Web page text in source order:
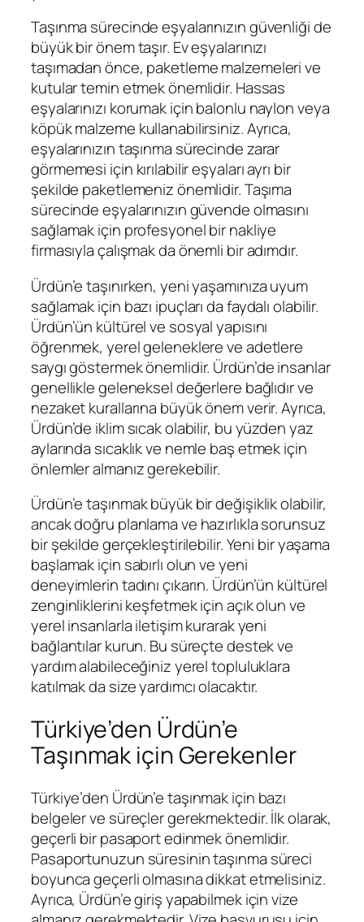
Taşınma sürecinde eşyalarınızın güvenliği de
büyük bir önem taşır. Ev eşyalarınızı
taşımadan önce, paketleme malzemeleri ve
kutular temin etmek önemlidir. Hassas
eşyalarınızı korumak için balonlu naylon veya
köpük malzeme kullanabilirsiniz. Ayrıca,
eşyalarınızın taşınma sürecinde zarar
görmemesi için kırılabilir eşyaları ayrı bir
şekilde paketlemeniz önemlidir. Taşıma
sürecinde eşyalarınızın güvende olmasını
sağlamak için profesyonel bir nakliye
firmasıyla çalışmak da önemli bir adımdır.
Ürdün’e taşınırken, yeni yaşamınıza uyum
sağlamak için bazı ipuçları da faydalı olabilir.
Ürdün’ün kültürel ve sosyal yapısını
öğrenmek, yerel geleneklere ve adetlere
saygı göstermek önemlidir. Ürdün’de insanlar
genellikle geleneksel değerlere bağlıdır ve
nezaket kurallarına büyük önem verir. Ayrıca,
Ürdün’de iklim sıcak olabilir, bu yüzden yaz
aylarında sıcaklık ve nemle baş etmek için
önlemler almanız gerekebilir.
Ürdün’e taşınmak büyük bir değişiklik olabilir,
ancak doğru planlama ve hazırlıkla sorunsuz
bir şekilde gerçekleştirilebilir. Yeni bir yaşama
başlamak için sabırlı olun ve yeni
deneyimlerin tadını çıkarın. Ürdün’ün kültürel
zenginliklerini keşfetmek için açık olun ve
yerel insanlarla iletişim kurarak yeni
bağlantılar kurun. Bu süreçte destek ve
yardım alabileceğiniz yerel topluluklara
katılmak da size yardımcı olacaktır.
Türkiye’den Ürdün’e
Taşınmak için Gerekenler
Türkiye’den Ürdün’e taşınmak için bazı
belgeler ve süreçler gerekmektedir. İlk olarak,
geçerli bir pasaport edinmek önemlidir.
Pasaportunuzun süresinin taşınma süreci
boyunca geçerli olmasına dikkat etmelisiniz.
Ayrıca, Ürdün’e giriş yapabilmek için vize